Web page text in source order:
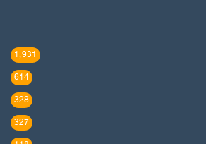
1٬931
614
328
327